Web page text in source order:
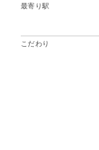
最寄り駅
こだわり